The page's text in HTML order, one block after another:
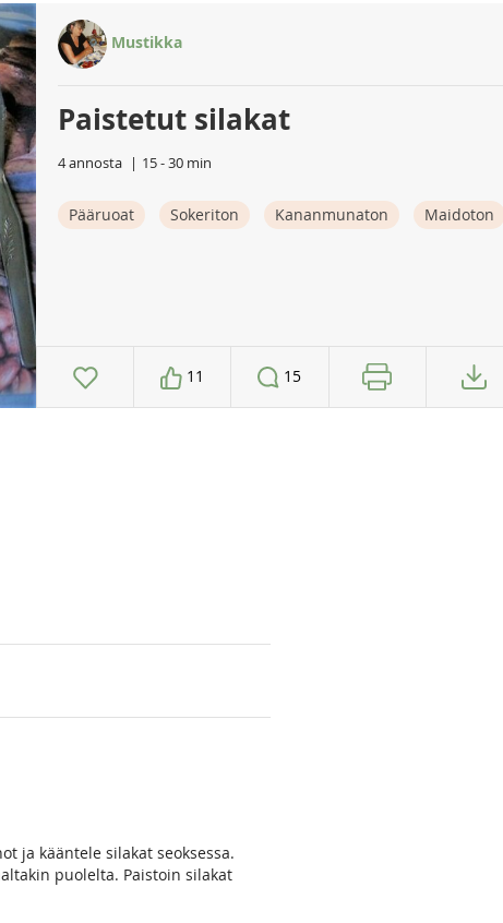
Mustikka
Paistetut silakat
4 annosta 15 - 30 min
Pääruoat Sokeriton Kananmunaton Maidoton
11 15
ja kääntele silakat seoksessa.
puolelta. Paistoin silakat